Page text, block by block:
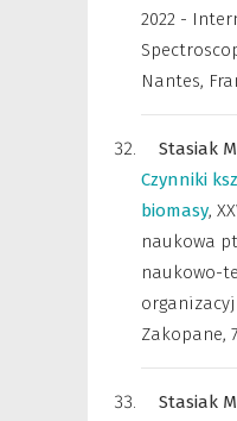
2022 -
Nantes,
Stasiak
Czynniki
biomasy,
naukowa
naukowo-
Zakopane,
Stasiak